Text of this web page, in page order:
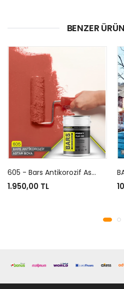
BENZER
605 - Bars Antikorozif Astar Boya
1.950,00 TL